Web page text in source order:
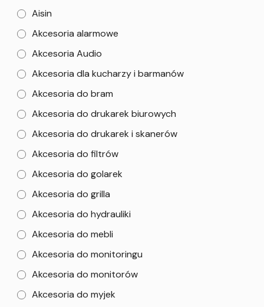
Aisin
Akcesoria alarmowe
Akcesoria Audio
Akcesoria dla kucharzy i barmanów
Akcesoria do bram
Akcesoria do drukarek biurowych
Akcesoria do drukarek i skanerów
Akcesoria do filtrów
Akcesoria do golarek
Akcesoria do grilla
Akcesoria do hydrauliki
Akcesoria do mebli
Akcesoria do monitoringu
Akcesoria do monitorów
Akcesoria do myjek